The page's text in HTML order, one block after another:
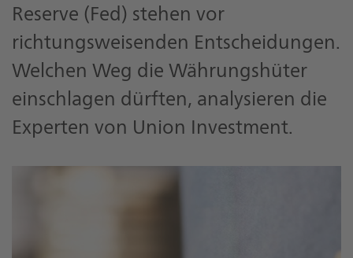
Reserve (Fed) stehen vor
richtungsweisenden Entscheidungen.
Welchen Weg die Währungshüter
einschlagen dürften, analysieren die
Experten von Union Investment.